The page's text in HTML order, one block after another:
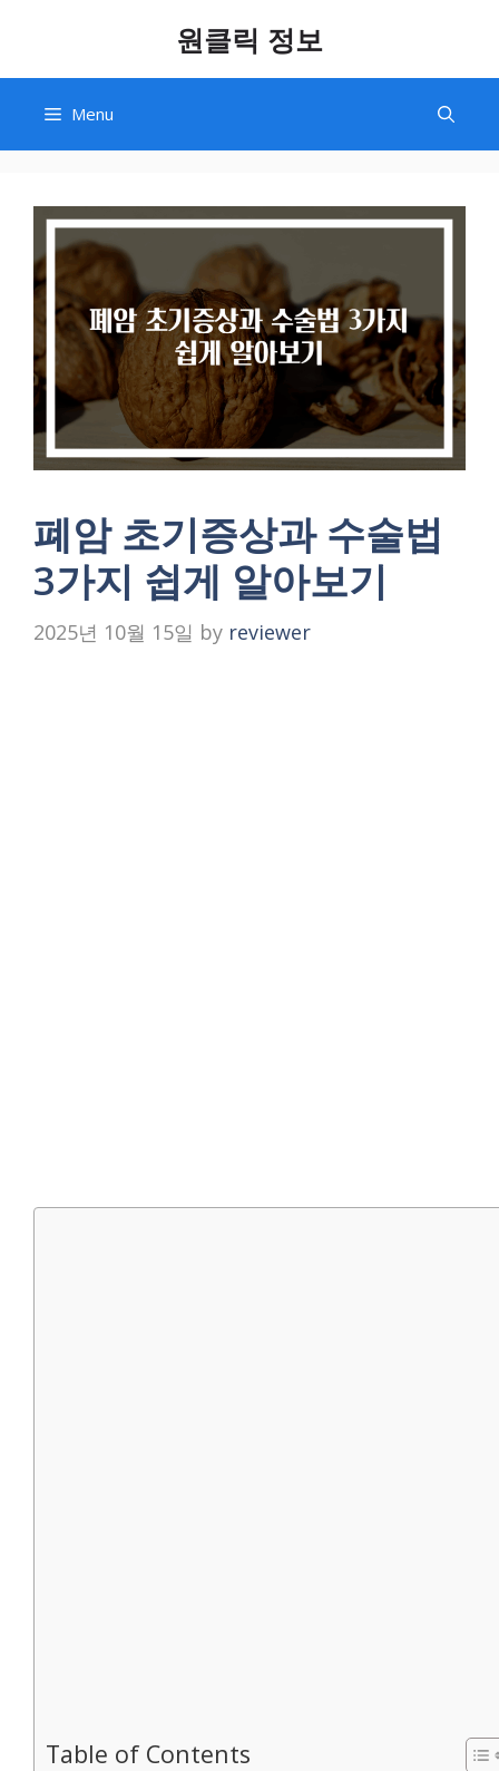
content
원클릭 정보
Menu
폐암 초기증상과 수술법
3가지 쉽게 알아보기
2025년 10월 15일 by reviewer
Table of Contents